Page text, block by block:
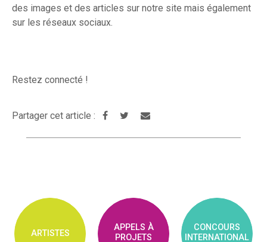
des images et des articles sur notre site mais également
sur les réseaux sociaux.
Restez connecté !
Partager cet article :
ARTISTES
APPELS À
PROJETS
CONCOURS
INTERNATIONAL